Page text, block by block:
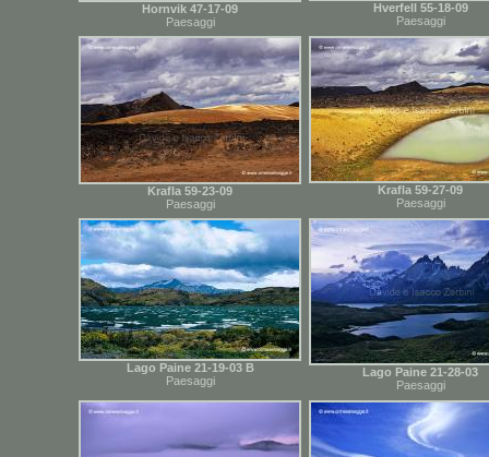
Hornvik 47-17-09
Paesaggi
Hverfell 55-18-09
Paesaggi
Krafla 59-23-09
Paesaggi
Krafla 59-27-09
Paesaggi
Lago Paine 21-19-03 B
Paesaggi
Lago Paine 21-28-03
Paesaggi